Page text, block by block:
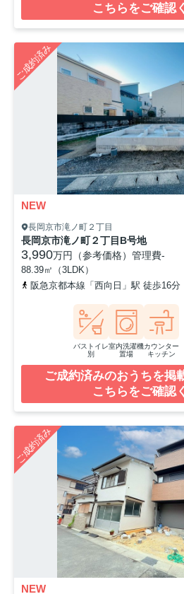
こちらをご確認
ご成約済み
NEW
長岡京市滝ノ町２丁目
長岡京市滝ノ町２丁目B号地
3,990万円（参考価格） 管理費-
88.39㎡（3LDK）
阪急京都本線「西向日」駅 徒歩16分
バストイレ
別
室内洗濯機
置場
カウンター
キッチン
ご成約済みのおうちを掲
こちらをご確認
ご成約済み
NEW